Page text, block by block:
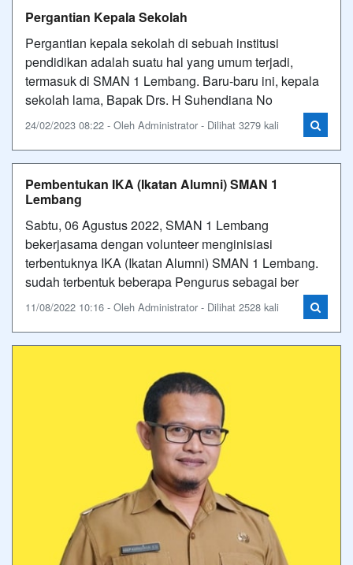
Pergantian Kepala Sekolah
Pergantian kepala sekolah di sebuah institusi
pendidikan adalah suatu hal yang umum terjadi,
termasuk di SMAN 1 Lembang. Baru-baru ini, kepala
sekolah lama, Bapak Drs. H Suhendiana No
24/02/2023 08:22 - Oleh Administrator - Dilihat 3279 kali
Pembentukan IKA (Ikatan Alumni) SMAN 1
Lembang
Sabtu, 06 Agustus 2022, SMAN 1 Lembang
bekerjasama dengan volunteer menginisiasi
terbentuknya IKA (Ikatan Alumni) SMAN 1 Lembang.
sudah terbentuk beberapa Pengurus sebagai ber
11/08/2022 10:16 - Oleh Administrator - Dilihat 2528 kali